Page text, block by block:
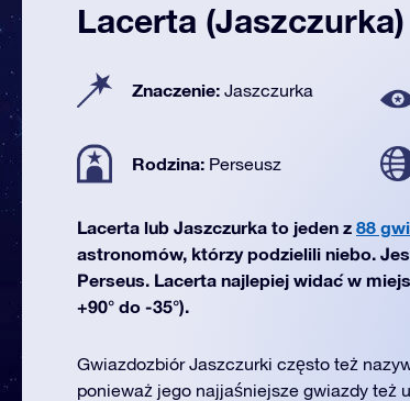
Lacerta (Jaszczurka)
Znaczenie: Jaszczurka
Rodzina: Perseusz
Lacerta lub Jaszczurka to jeden z 88
astronomów, którzy podzielili niebo.
Perseus. Lacerta najlepiej widać w
+90° do -35°).
Gwiazdozbiór Jaszczurki często też
ponieważ jego najjaśniejsze gwiazdy też